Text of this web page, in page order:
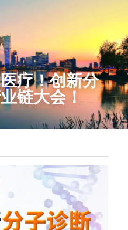
疗！创新分
链大会！